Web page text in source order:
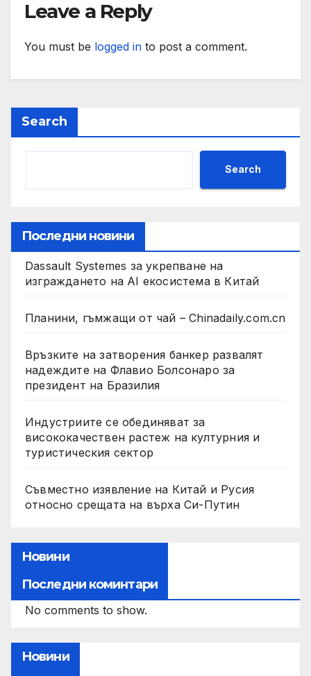
Leave a Reply
You must be logged in to post a comment.
Search
Search
Последни новини
Dassault Systemes за укрепване на
изграждането на AI екосистема в Китай
Планини, гъмжащи от чай – Chinadaily.com.cn
Връзките на затворения банкер развалят
надеждите на Флавио Болсонаро за
президент на Бразилия
Индустриите се обединяват за
висококачествен растеж на културния и
туристическия сектор
Съвместно изявление на Китай и Русия
относно срещата на върха Си-Путин
Новини
Последни коминтари
No comments to show.
Новини